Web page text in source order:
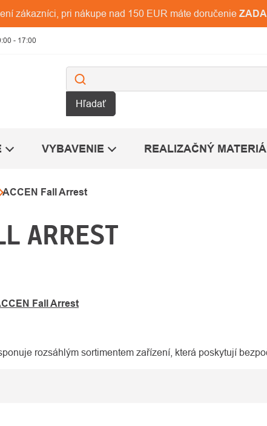
zákazníci, pri nákupe nad 150 EUR máte doručenie
Hľadať
VYBAVENIE REALIZAČNÝ
ACCEN Fall Arrest
ARREST
Fall Arrest
rozsáhlým sortimentem zařízení, která poskytují